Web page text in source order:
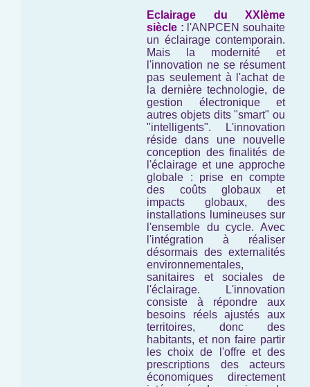
Eclairage du XXIème
siècle : l'ANPCEN souhaite
un éclairage contemporain.
Mais la modernité et
l'innovation ne se résument
pas seulement à l'achat de
la dernière technologie, de
gestion électronique et
autres objets dits "smart" ou
"intelligents". L'innovation
réside dans une nouvelle
conception des finalités de
l'éclairage et une approche
globale : prise en compte
des coûts globaux et
impacts globaux, des
installations lumineuses sur
l'ensemble du cycle. Avec
l'intégration à réaliser
désormais des externalités
environnementales,
sanitaires et sociales de
l'éclairage. L'innovation
consiste à répondre aux
besoins réels ajustés aux
territoires, donc des
habitants, et non faire partir
les choix de l'offre et des
prescriptions des acteurs
économiques directement